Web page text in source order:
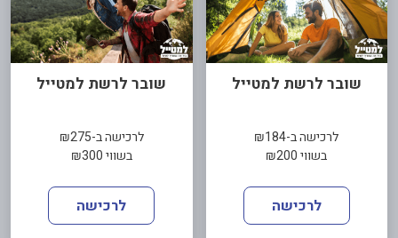
שובר לרשת למטייל
לרכישה ב-₪184
בשווי ₪200
לרכישה
שובר לרשת למטייל
לרכישה ב-₪275
בשווי ₪300
לרכישה